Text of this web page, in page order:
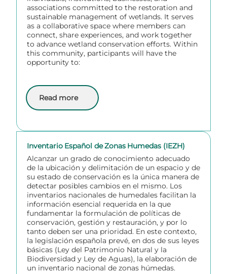
associations committed to the restoration and
sustainable management of wetlands. It serves
as a collaborative space where members can
connect, share experiences, and work together
to advance wetland conservation efforts. Within
this community, participants will have the
opportunity to:
Read more
about Wetland-based Solutions Community of
Inventario Español de Zonas Humedas (IEZH)
Alcanzar un grado de conocimiento adecuado
de la ubicación y delimitación de un espacio y de
su estado de conservación es la única manera de
detectar posibles cambios en el mismo. Los
inventarios nacionales de humedales facilitan la
información esencial requerida en la que
fundamentar la formulación de políticas de
conservación, gestión y restauración, y por lo
tanto deben ser una prioridad. En este contexto,
la legislación española prevé, en dos de sus leyes
básicas (Ley del Patrimonio Natural y la
Biodiversidad y Ley de Aguas), la elaboración de
un inventario nacional de zonas húmedas.